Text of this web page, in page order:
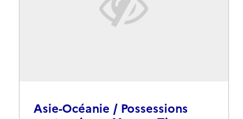
Asie-Océanie / Possessions